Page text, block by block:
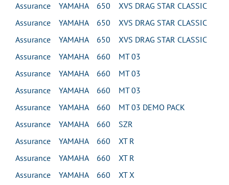
Assurance YAMAHA 650 XVS DRAG STAR CLASSIC
Assurance YAMAHA 650 XVS DRAG STAR CLASSIC
Assurance YAMAHA 650 XVS DRAG STAR CLASSIC
Assurance YAMAHA 660 MT 03
Assurance YAMAHA 660 MT 03
Assurance YAMAHA 660 MT 03
Assurance YAMAHA 660 MT 03 DEMO PACK
Assurance YAMAHA 660 SZR
Assurance YAMAHA 660 XT R
Assurance YAMAHA 660 XT R
Assurance YAMAHA 660 XT X